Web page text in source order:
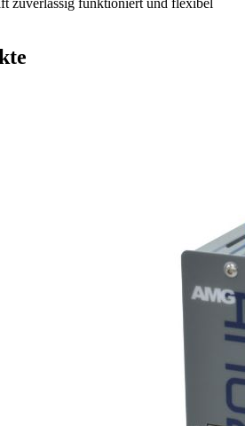
zuverlässig funktioniert und flexibel